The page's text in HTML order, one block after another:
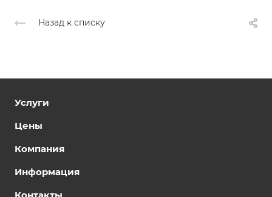
Назад к списку
Услуги
Цены
Компания
Информация